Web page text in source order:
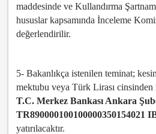
maddesinde ve Kullandırma
hususlar kapsamında İnceleme
değerlendirilir.
5- Bakanlıkça istenilen teminat;
mektubu veya Türk Lirası
T.C. Merkez Bankası Ankara
TR890000100100000350154021
yatırılacaktır.